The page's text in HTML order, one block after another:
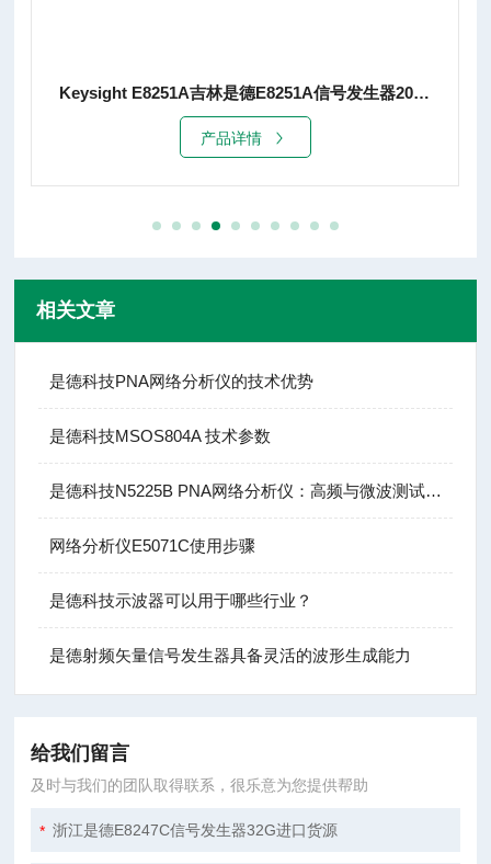
Keysight E8251A吉林是德E8251A信号发生器20G租赁销售
产品详情
相关文章
是德科技PNA网络分析仪的技术优势
是德科技MSOS804A 技术参数
是德科技N5225B PNA网络分析仪：高频与微波测试的基石
网络分析仪E5071C使用步骤
是德科技示波器可以用于哪些行业？
是德射频矢量信号发生器具备灵活的波形生成能力
给我们留言
及时与我们的团队取得联系，很乐意为您提供帮助